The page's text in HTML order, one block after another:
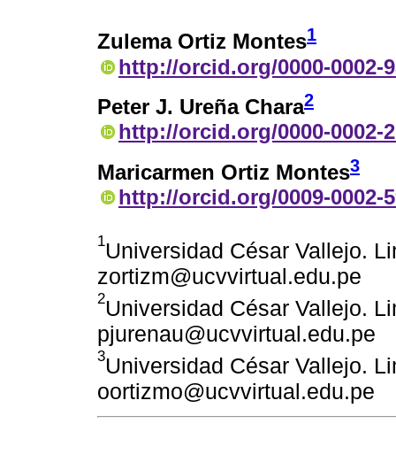
Zulema Ortiz Montes1
http://orcid.org/0000-0002-
Peter J. Ureña Chara2
http://orcid.org/0000-0002-
Maricarmen Ortiz Montes3
http://orcid.org/0009-0002-
1Universidad César Vallejo.
zortizm@ucvvirtual.edu.pe
2Universidad César Vallejo.
pjurenau@ucvvirtual.edu.pe
3Universidad César Vallejo.
oortizmo@ucvvirtual.edu.pe